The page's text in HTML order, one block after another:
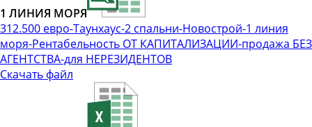
1 ЛИНИЯ МОРЯ
312.500 евро-Таунхаус-2 спальни-Новострой-1 линия
моря-Рентабельность ОТ КАПИТАЛИЗАЦИИ-продажа БЕЗ
АГЕНТСТВА-для НЕРЕЗИДЕНТОВ
Скачать файл